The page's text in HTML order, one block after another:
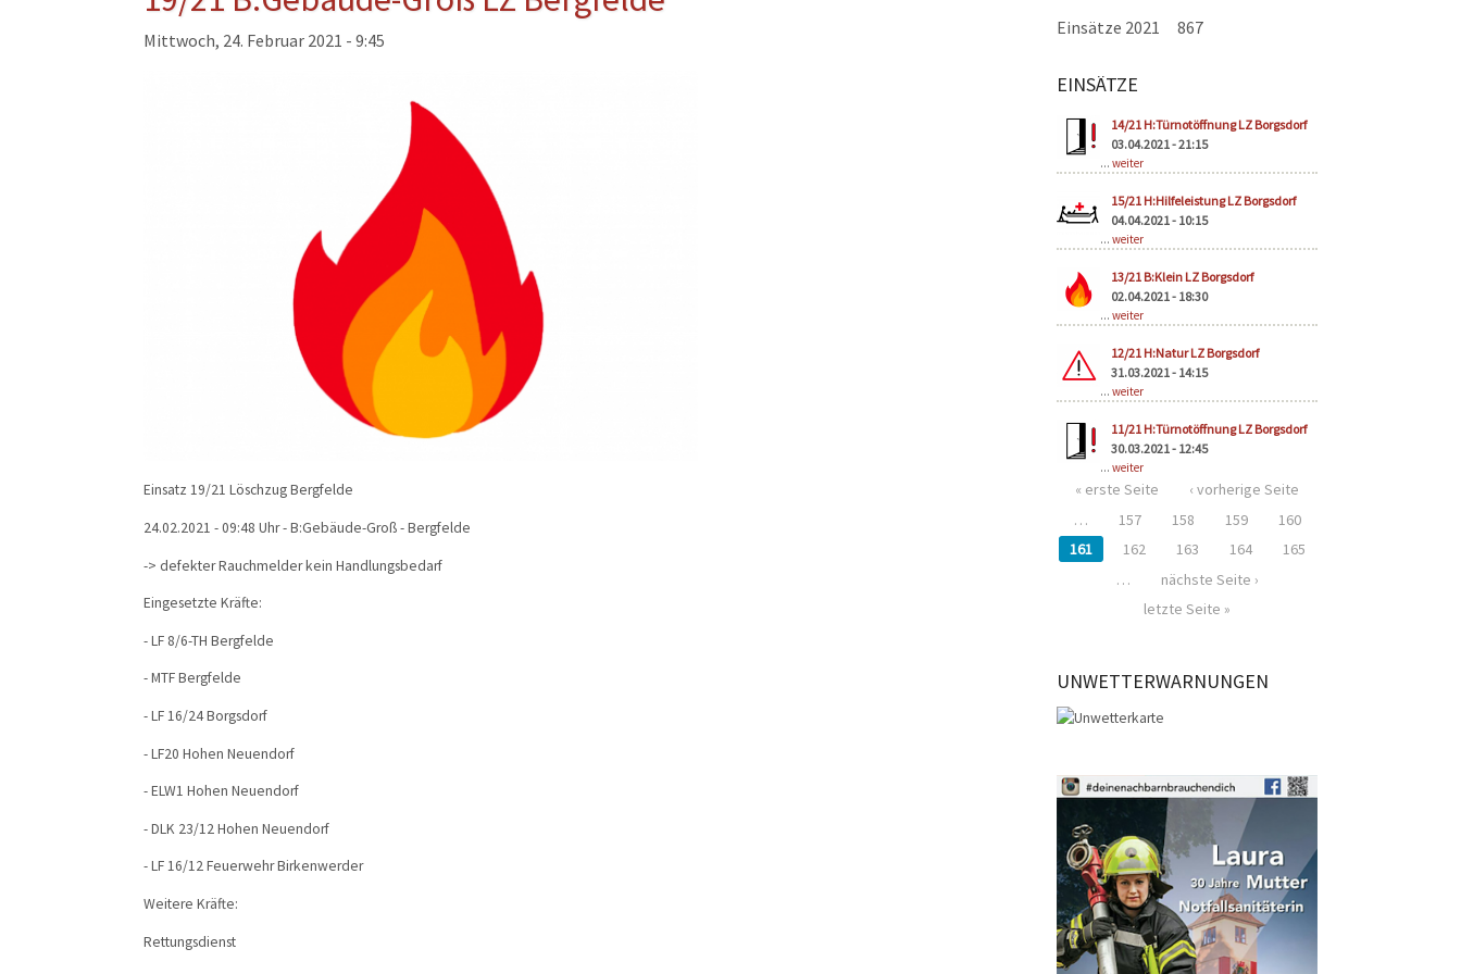
Alters- und Ehrenabteilung
Mittwoch, 24. Februar 2021 - 9:45
Einsatz 19/21 Löschzug Bergfelde
24.02.2021 - 09:48 Uhr - B:Gebäude-Groß - Bergfelde
-> defekter Rauchmelder kein Handlungsbedarf
Eingesetzte Kräfte:
- LF 8/6-TH Bergfelde
- MTF Bergfelde
- LF 16/24 Borgsdorf
- LF20 Hohen Neuendorf
- ELW1 Hohen Neuendorf
- DLK 23/12 Hohen Neuendorf
- LF 16/12 Feuerwehr Birkenwerder
Weitere Kräfte:
Rettungsdienst
Einsätze 2021 867
EINSÄTZE
14/21 H:Türnotöffnung LZ Borgsdorf
03.04.2021 - 21:15
... weiter
15/21 H:Hilfeleistung LZ Borgsdorf
04.04.2021 - 10:15
... weiter
13/21 B:Klein LZ Borgsdorf
02.04.2021 - 18:30
... weiter
12/21 H:Natur LZ Borgsdorf
31.03.2021 - 14:15
... weiter
11/21 H:Türnotöffnung LZ Borgsdorf
30.03.2021 - 12:45
... weiter
Seiten
« erste Seite
‹ vorherige Seite
…
157 158 159
160
161
162 163 164
165
…
nächste Seite ›
letzte Seite »
UNWETTERWARNUNGEN